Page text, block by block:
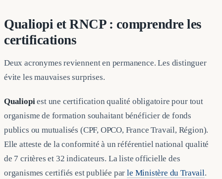
Qualiopi et RNCP : comprendre les
certifications
Deux acronymes reviennent en permanence. Les distinguer
évite les mauvaises surprises.
Qualiopi est une certification qualité obligatoire pour tout
organisme de formation souhaitant bénéficier de fonds
publics ou mutualisés (CPF, OPCO, France Travail, Région).
Elle atteste de la conformité à un référentiel national qualité
de 7 critères et 32 indicateurs. La liste officielle des
organismes certifiés est publiée parle Ministère du Travail.